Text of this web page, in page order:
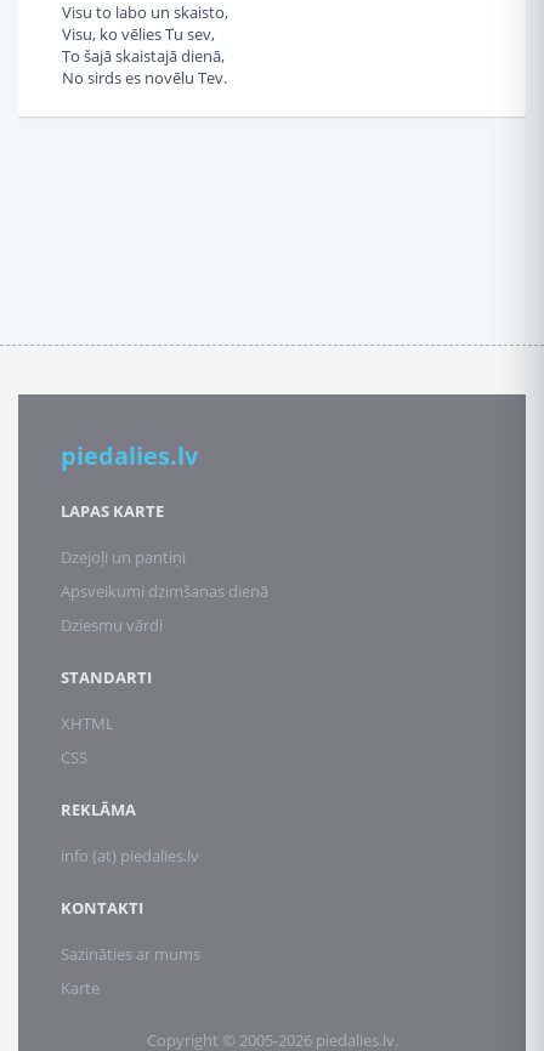
Visu to labo un skaisto,
Visu, ko vēlies Tu sev,
To šajā skaistajā dienā,
No sirds es novēlu Tev.
piedalies.lv
LAPAS KARTE
Dzejoļi un pantiņi
Apsveikumi dzimšanas dienā
Dziesmu vārdi
STANDARTI
XHTML
CSS
REKLĀMA
info (at) piedalies.lv
KONTAKTI
Sazināties ar mums
Karte
Copyright © 2005-2026 piedalies.lv.